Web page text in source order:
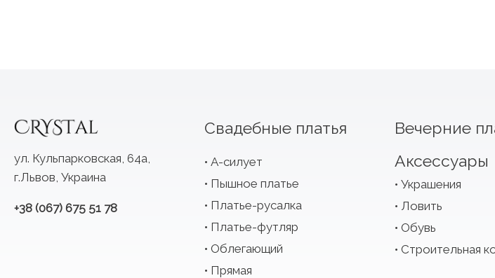
ул. Кульпарковская, 64а,
г.Львов, Украина
+38 (067) 675 51 78
Свадебные платья
А-силует
Пышное платье
Платье-русалка
Платье-футляр
Облегающий
Прямая
Вечерние
Аксессуары
Украшения
Ловить
Обувь
Строительная